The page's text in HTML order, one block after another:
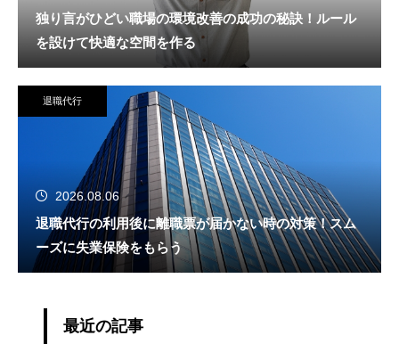
独り言がひどい職場の環境改善の成功の秘訣！ルール
を設けて快適な空間を作る
退職代行
2026.08.06
退職代行の利用後に離職票が届かない時の対策！スム
ーズに失業保険をもらう
最近の記事